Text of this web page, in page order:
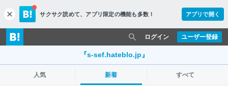
c
l
o
s
サクサク読めて、 アプリ限定の機能も多数！ アプリで開く
ユーザー登録
ログイン
『s-sef.hateblo.jp』
人気 新着 すべて